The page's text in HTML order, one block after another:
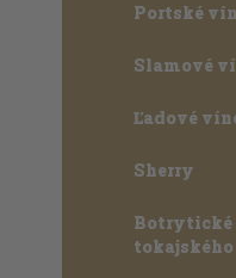
Portské
Slamové
Ľadové
Sherry
Botrytické